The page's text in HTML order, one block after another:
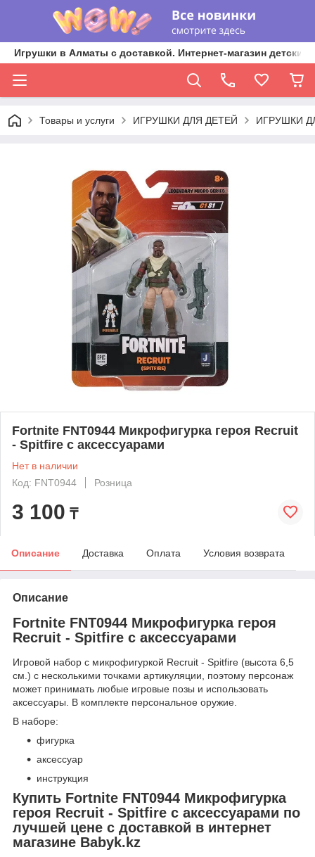
Игрушки в Алматы с доставкой. Интернет-магазин
Товары и услуги ИГРУШКИ ДЛЯ ДЕТЕЙ ИГРУШКИ
Fortnite FNT0944 Микрофигурка героя Recruit
- Spitfire с аксессуарами
Нет в наличии
Код: FNT0944
Розница
3 100 ₸
Описание Доставка Оплата Условия возврата
Описание
Fortnite FNT0944 Микрофигурка героя
Recruit - Spitfire с аксессуарами
Игровой набор с микрофигуркой Recruit - Spitfire (высота 6,5
см.) с несколькими точками артикуляции, поэтому персонаж
может принимать любые игровые позы и использовать
аксессуары. В комплекте персональное оружие.
В наборе:
фигурка
аксессуар
инструкция
Купить Fortnite FNT0944 Микрофигурка
героя Recruit - Spitfire с аксессуарами по
лучшей цене с доставкой в интернет
магазине Babyk.kz